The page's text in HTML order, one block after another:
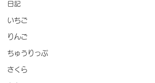
日記
いちご
りんご
ちゅうりっぷ
さくら